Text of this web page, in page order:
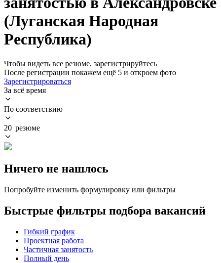
(Луганская Народная
Республика)
Чтобы видеть все резюме, зарегистрируйтесь
После регистрации покажем ещё 5 и откроем фото
Зарегистрироваться
За всё время
По соответствию
20 резюме
Ничего не нашлось
Попробуйте изменить формулировку или фильтры
Быстрые фильтры подбора вакансий
Гибкий график
Проектная работа
Частичная занятость
Полный день